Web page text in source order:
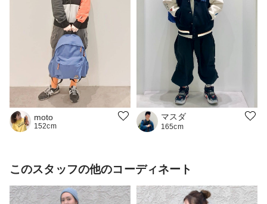
moto
152cm
マスダ
165cm
このスタッフの他のコーディネート